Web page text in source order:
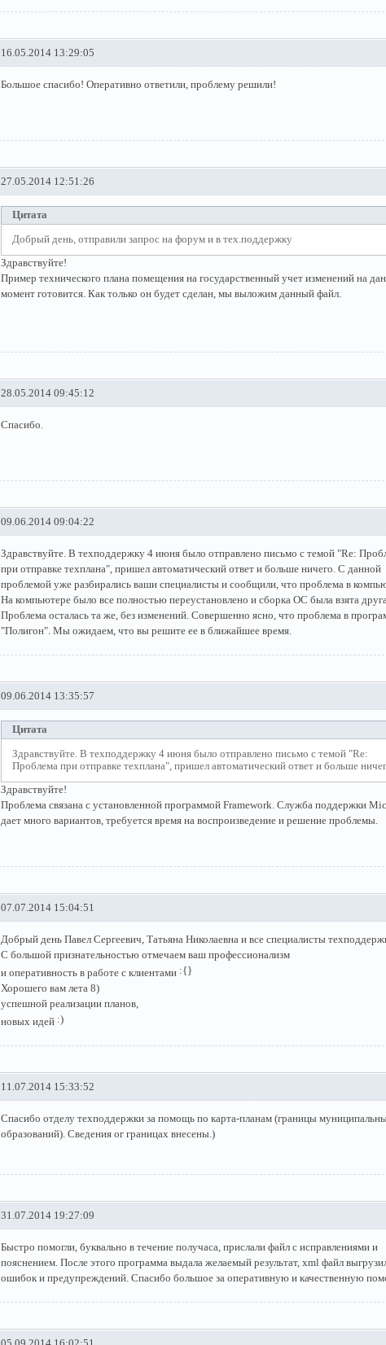
16.05.2014 13:29:05
Большое спасибо! Оперативно ответили, проблему решили!
27.05.2014 12:51:26
Цитата
Добрый день, отправили запрос на форум и в тех.поддержку
Здравствуйте!
Пример технического плана помещения на государственный учет изменений на
момент готовится. Как только он будет сделан, мы выложим данный файл.
28.05.2014 09:45:12
Спасибо.
09.06.2014 09:04:22
Здравствуйте. В техподдержку 4 июня было отправлено письмо с темой "Re:
при отправке техплана", пришел автоматический ответ и больше ничего. С данной
проблемой уже разбирались ваши специалисты и сообщили, что проблема в
На компьютере было все полностью переустановлено и сборка ОС была взята
Проблема осталась та же, без изменений. Совершенно ясно, что проблема в
"Полигон". Мы ожидаем, что вы решите ее в ближайшее время.
09.06.2014 13:35:57
Цитата
Здравствуйте. В техподдержку 4 июня было отправлено письмо с темой "Re:
Проблема при отправке техплана", пришел автоматический ответ и больше
Здравствуйте!
Проблема связана с установленной программой Framework. Служба поддержки
дает много вариантов, требуется время на воспроизведение и решение проблемы.
07.07.2014 15:04:51
Добрый день Павел Сергеевич, Татьяна Николаевна и все специалисты
С большой признательностью отмечаем ваш профессионализм
и оперативность в работе с клиентами
Хорошего вам лета 8)
успешной реализации планов,
новых идей
11.07.2014 15:33:52
Спасибо отделу техподдержки за помощь по карта-планам (границы
образований). Сведения ог границах внесены.)
31.07.2014 19:27:09
Быстро помогли, буквально в течение получаса, прислали файл с исправлениями и
пояснением. После этого программа выдала желаемый результат, xml файл
ошибок и предупреждений. Спасибо большое за оперативную и качественную